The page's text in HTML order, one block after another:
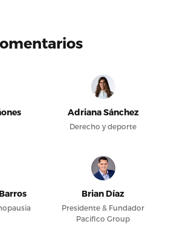
Adriana Sánchez
Derecho y deporte
Brian Díaz
Presidente & Fundador
Pacifico Group